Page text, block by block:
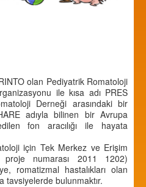
olan Pediyatrik Romatoloji
ile kısa adı PRES
Derneği arasındaki bir
adıyla bilinen bir Avrupa
fon aracılığı ile hayata
için Tek Merkez ve Erişim
proje numarası 2011 1202)
romatizmal hastalıkları olan
tavsiyelerde bulunmaktır.